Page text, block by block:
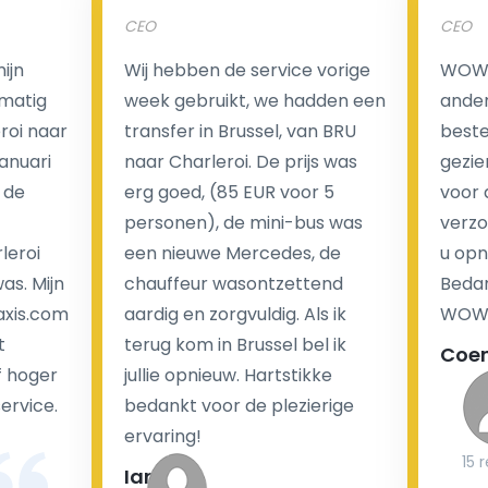
Een van de meest aantrekkelijke voordelen van
luchthaventaxi's is een vast tarief voor uw rit. In
tegenstelling tot traditionele taxi's met taxameter
brengen wij u geen extra kosten in rekening voor de
nachtrit.
We hebben geen ophaaltarief of extra kosten voor
wachttijd als uw vlucht vertraging heeft.
Kijk op onze website voor meer informatie over uw
transferkosten. Ons boekingsformulier bevat alle
mogelijke extra's die u kunt kiezen en de prijs die u
krijgt is transparant voor een passagier en een
naar
Mijn
hoger
CEO
Wij hebben de service vorige
week gebruikt, we hadden een
transfer in Brussel, van BRU
naar Charleroi. De prijs was
erg goed, (85 EUR voor 5
personen), de mini-bus was
een nieuwe Mercedes, de
chauffeur wasontzettend
aardig en zorgvuldig. Als ik
terug kom in Brussel bel ik
jullie opnieuw. Hartstikke
bedankt voor de plezierige
ervaring!
Ian
CEO
voor
u
15